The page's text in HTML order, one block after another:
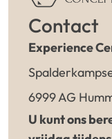
Contact
Experience
6999 AG
U kunt ons